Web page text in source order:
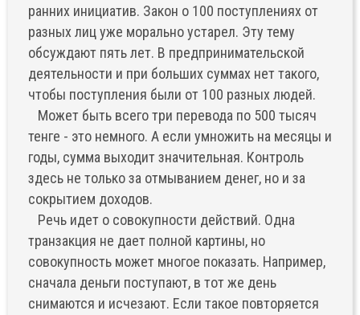
ранних инициатив. Закон о 100 поступлениях от
разных лиц уже морально устарел. Эту тему
обсуждают пять лет. В предпринимательской
деятельности и при больших суммах нет такого,
чтобы поступления были от 100 разных людей.
Может быть всего три перевода по 500 тысяч
тенге - это немного. А если умножить на месяцы и
годы, сумма выходит значительная. Контроль
здесь не только за отмыванием денег, но и за
сокрытием доходов.
Речь идет о совокупности действий. Одна
транзакция не дает полной картины, но
совокупность может многое показать. Например,
сначала деньги поступают, в тот же день
снимаются и исчезают. Если такое повторяется